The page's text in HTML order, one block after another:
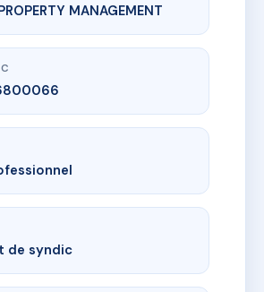
MANAGEMENT
de syndic